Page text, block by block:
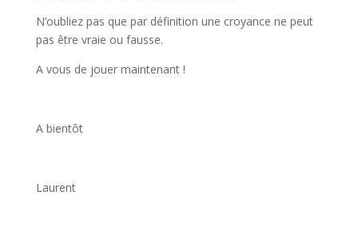
N’oubliez pas que par définition une croyance ne peut
pas être vraie ou fausse.
A vous de jouer maintenant !
A bientôt
Laurent